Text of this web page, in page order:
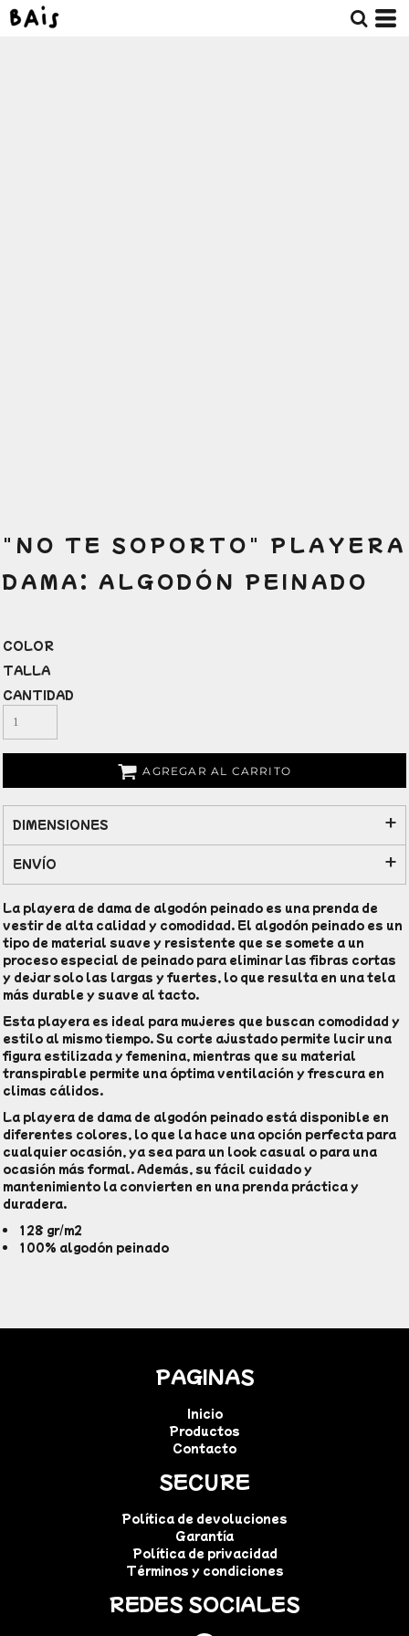
"NO TE SOPORTO" PLAYERA
DAMA: ALGODÓN PEINADO
COLOR
TALLA
CANTIDAD
AGREGAR AL CARRITO
DIMENSIONES
ENVÍO
La playera de dama de algodón peinado es una prenda de
vestir de alta calidad y comodidad. El algodón peinado es un
tipo de material suave y resistente que se somete a un
proceso especial de peinado para eliminar las fibras cortas
y dejar solo las largas y fuertes, lo que resulta en una tela
más durable y suave al tacto.
Esta playera es ideal para mujeres que buscan comodidad y
estilo al mismo tiempo. Su corte ajustado permite lucir una
figura estilizada y femenina, mientras que su material
transpirable permite una óptima ventilación y frescura en
climas cálidos.
La playera de dama de algodón peinado está disponible en
diferentes colores, lo que la hace una opción perfecta para
cualquier ocasión, ya sea para un look casual o para una
ocasión más formal. Además, su fácil cuidado y
mantenimiento la convierten en una prenda práctica y
duradera.
128 gr/m2
100% algodón peinado
PAGINAS
Inicio
Productos
Contacto
SECURE
Política de devoluciones
Garantía
Política de privacidad
Términos y condiciones
REDES SOCIALES